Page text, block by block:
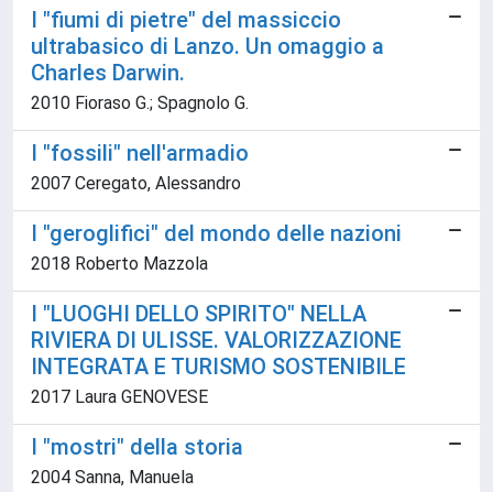
I "fiumi di pietre" del massiccio
ultrabasico di Lanzo. Un omaggio a
Charles Darwin.
2010 Fioraso G.; Spagnolo G.
I "fossili" nell'armadio
2007 Ceregato, Alessandro
I "geroglifici" del mondo delle nazioni
2018 Roberto Mazzola
I "LUOGHI DELLO SPIRITO" NELLA
RIVIERA DI ULISSE. VALORIZZAZIONE
INTEGRATA E TURISMO SOSTENIBILE
2017 Laura GENOVESE
I "mostri" della storia
2004 Sanna, Manuela